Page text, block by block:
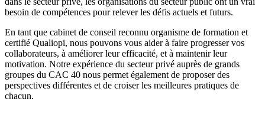
besoin de compétences pour relever les défis actuels et futurs.
En tant que cabinet de conseil reconnu organisme de formation et
certifié Qualiopi, nous pouvons vous aider à faire progresser vos
collaborateurs, à améliorer leur efficacité, et à maintenir leur
motivation. Notre expérience du secteur privé auprès de grands
groupes du CAC 40 nous permet également de proposer des
perspectives différentes et de croiser les meilleures pratiques de
chacun.